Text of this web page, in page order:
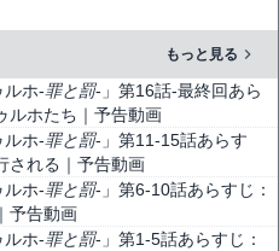
もっと見る
ホ-罪と罰-」第16話-最終回あら
ルホたち｜予告動画
ホ-罪と罰-」第11-15話あらす
される｜予告動画
ホ-罪と罰-」第6-10話あらすじ：
予告動画
ホ-罪と罰-」第1-5話あらすじ：